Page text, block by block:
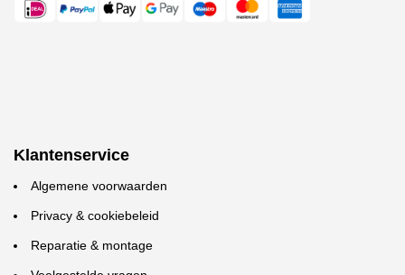
Klantenservice
Algemene voorwaarden
Privacy & cookiebeleid
Reparatie & montage